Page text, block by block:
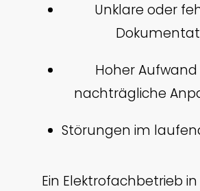
Unklare oder
Hoher
nachträgliche
Störungen im
Ein Elektrofachbetrieb